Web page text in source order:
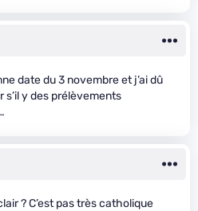
date du 3 novembre et j’ai dû
y des prélèvements
? C’est pas très catholique